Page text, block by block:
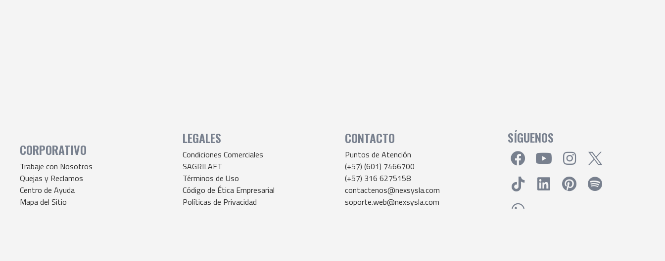
CORPORATIVO
Trabaje con Nosotros
Quejas y Reclamos
Centro de Ayuda
Mapa del Sitio
LEGALES
Condiciones Comerciales
SAGRILAFT
Términos de Uso
Código de Ética Empresarial
Políticas de Privacidad
CONTACTO
Puntos de Atención
(+57) (601) 7466700
(+57) 316 6275158
contactenos@nexsysla.com
soporte.web@nexsysla.com
SÍGUENOS